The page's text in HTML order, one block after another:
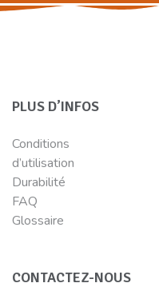
PLUS D’INFOS
Conditions
d’utilisation
Durabilité
FAQ
Glossaire
CONTACTEZ-NOUS